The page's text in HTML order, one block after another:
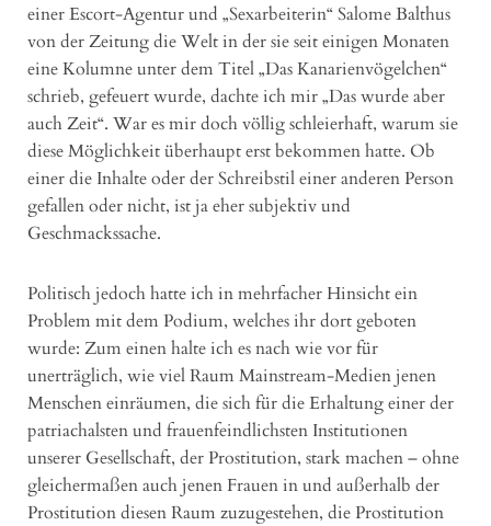
einer Escort-Agentur und „Sexarbeiterin“ Salome Balthus
von der Zeitung die Welt in der sie seit einigen Monaten
eine Kolumne unter dem Titel „Das Kanarienvögelchen“
schrieb, gefeuert wurde, dachte ich mir „Das wurde aber
auch Zeit“. War es mir doch völlig schleierhaft, warum sie
diese Möglichkeit überhaupt erst bekommen hatte. Ob
einer die Inhalte oder der Schreibstil einer anderen Person
gefallen oder nicht, ist ja eher subjektiv und
Geschmackssache.
Politisch jedoch hatte ich in mehrfacher Hinsicht ein
Problem mit dem Podium, welches ihr dort geboten
wurde: Zum einen halte ich es nach wie vor für
unerträglich, wie viel Raum Mainstream-Medien jenen
Menschen einräumen, die sich für die Erhaltung einer der
patriachalsten und frauenfeindlichsten Institutionen
unserer Gesellschaft, der Prostitution, stark machen – ohne
gleichermaßen auch jenen Frauen in und außerhalb der
Prostitution diesen Raum zuzugestehen, die Prostitution